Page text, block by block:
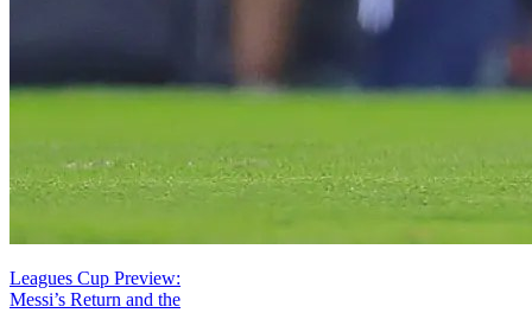
Leagues Cup Preview:
Messi’s Return and the